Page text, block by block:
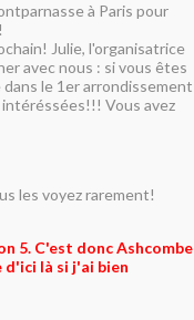
à Paris pour
Julie, l'organisatrice
avec nous : si vous êtes
le 1er arrondissement
intéréssées!!! Vous avez
les voyez rarement!
5. C'est donc Ashcombe
d'ici là si j'ai bien